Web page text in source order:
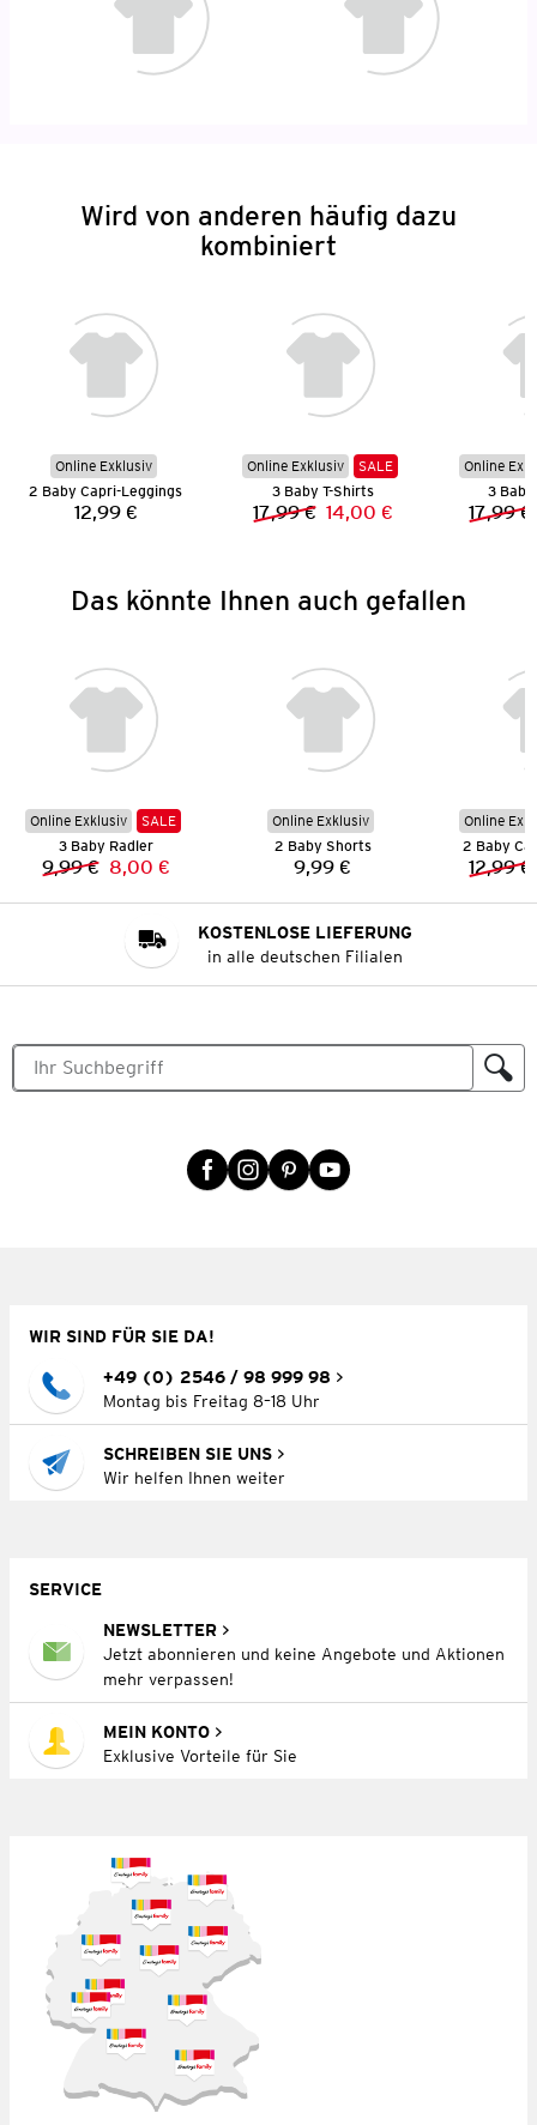
Wird von anderen häufig dazu
kombiniert
Online Exklusiv
2 Baby Capri-Leggings
Preis:
12,99 €
Online Exklusiv
SALE
3 Baby T-Shirts
Vorheriger Preis:
17,99 € Neuer Preis:
14,00 €
Online
3
17,99 €
Das könnte Ihnen auch gefallen
Online Exklusiv
SALE
3 Baby Radler
Vorheriger Preis:
9,99 € Neuer Preis:
8,00 €
Online Exklusiv
2 Baby Shorts
Preis:
9,99 €
Online
2 Baby
12,99 €
KOSTENLOSE LIEFERUNG
in alle deutschen Filialen
WIR SIND FÜR SIE DA!
+49 (0) 2546 / 98 999 98
Montag bis Freitag 8–18 Uhr
SCHREIBEN SIE UNS
Wir helfen Ihnen weiter
SERVICE
NEWSLETTER
Jetzt abonnieren und keine Angebote und Aktionen
mehr verpassen!
MEIN KONTO
Exklusive Vorteile für Sie